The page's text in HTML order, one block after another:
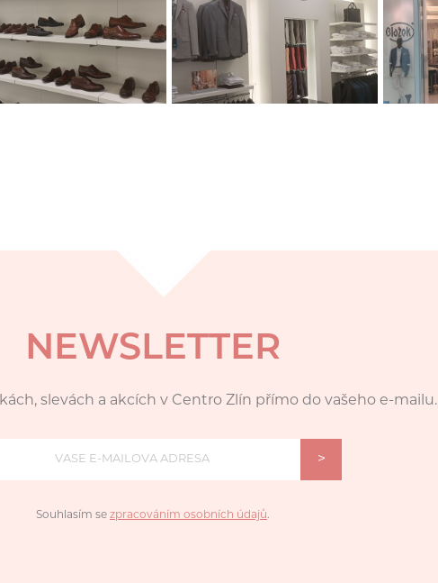
NEWSLETTER
slevách a akcích v Centro Zlín přímo do vašeho e-mailu.
>
Souhlasím se zpracováním osobních údajů.